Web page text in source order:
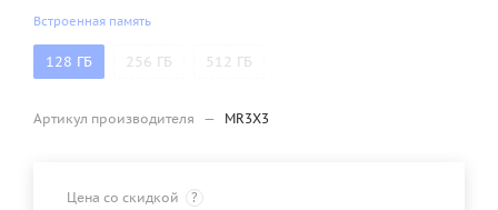
Встроенная память
128 ГБ 256 ГБ 512 ГБ
Артикул производителя — MR3X3
Цена со скидкой ?